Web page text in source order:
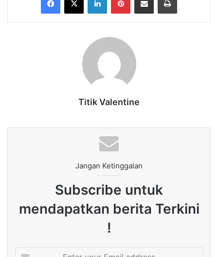
Titik Valentine
Jangan Ketinggalan
Subscribe untuk
mendapatkan berita Terkini
!